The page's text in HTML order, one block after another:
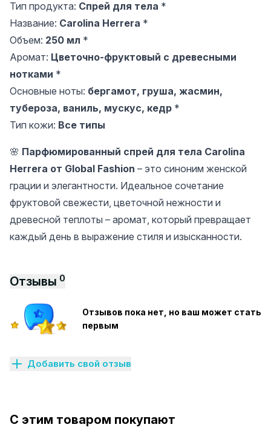
Тип продукта: Спрей для тела *
Название: Carolina Herrera *
Объем: 250 мл *
Аромат: Цветочно-фруктовый с древесными
нотками *
Основные ноты: бергамот, груша, жасмин,
тубероза, ваниль, мускус, кедр *
Тип кожи: Все типы
🌸 Парфюмированный спрей для тела Carolina
Herrera от Global Fashion – это синоним женской
грации и элегантности. Идеальное сочетание
фруктовой свежести, цветочной нежности и
древесной теплоты – аромат, который превращает
каждый день в выражение стиля и изысканности.
Отзывы 0
Отзывов пока нет, но ваш может стать
первым
Добавить свой отзыв
С этим товаром покупают